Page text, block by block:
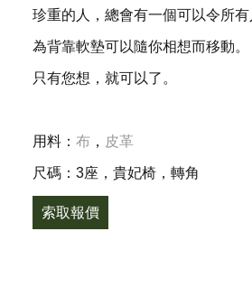
珍重的人，總會有一個可以令所
為背靠軟墊可以隨你相想而移動。
只有您想，就可以了。
用料： 布 ， 皮革
尺碼：3座，貴妃椅，轉角
索取報價